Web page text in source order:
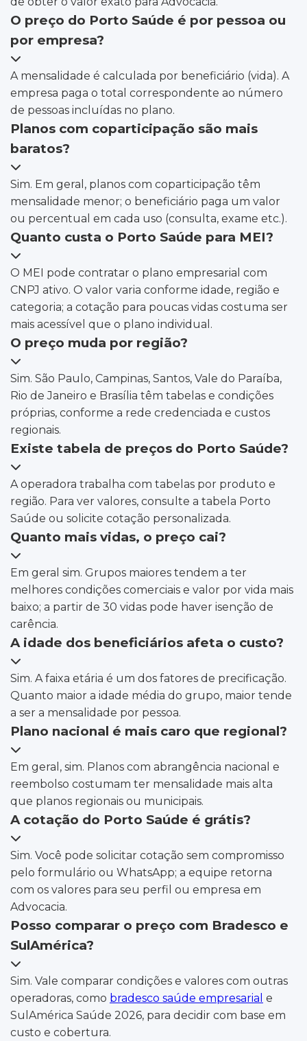
O preço do Porto Saúde é por pessoa ou
por empresa?
A mensalidade é calculada por beneficiário (vida). A
empresa paga o total correspondente ao número
de pessoas incluídas no plano.
Planos com coparticipação são mais
baratos?
Sim. Em geral, planos com coparticipação têm
mensalidade menor; o beneficiário paga um valor
ou percentual em cada uso (consulta, exame etc.).
Quanto custa o Porto Saúde para MEI?
O MEI pode contratar o plano empresarial com
CNPJ ativo. O valor varia conforme idade, região e
categoria; a cotação para poucas vidas costuma ser
mais acessível que o plano individual.
O preço muda por região?
Sim. São Paulo, Campinas, Santos, Vale do Paraíba,
Rio de Janeiro e Brasília têm tabelas e condições
próprias, conforme a rede credenciada e custos
regionais.
Existe tabela de preços do Porto Saúde?
A operadora trabalha com tabelas por produto e
região. Para ver valores, consulte a tabela Porto
Saúde ou solicite cotação personalizada.
Quanto mais vidas, o preço cai?
Em geral sim. Grupos maiores tendem a ter
melhores condições comerciais e valor por vida mais
baixo; a partir de 30 vidas pode haver isenção de
carência.
A idade dos beneficiários afeta o custo?
Sim. A faixa etária é um dos fatores de precificação.
Quanto maior a idade média do grupo, maior tende
a ser a mensalidade por pessoa.
Plano nacional é mais caro que regional?
Em geral, sim. Planos com abrangência nacional e
reembolso costumam ter mensalidade mais alta
que planos regionais ou municipais.
A cotação do Porto Saúde é grátis?
Sim. Você pode solicitar cotação sem compromisso
pelo formulário ou WhatsApp; a equipe retorna
com os valores para seu perfil ou empresa em
Advocacia.
Posso comparar o preço com Bradesco e
SulAmérica?
Sim. Vale comparar condições e valores com outras
operadoras, como bradesco saúde empresarial e
SulAmérica Saúde 2026, para decidir com base em
custo e cobertura.